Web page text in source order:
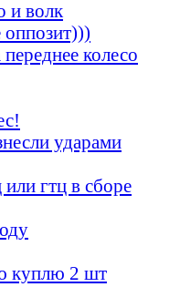
и волк
оппозит)))
колесо
ударами
гтц в сборе
куплю 2 шт